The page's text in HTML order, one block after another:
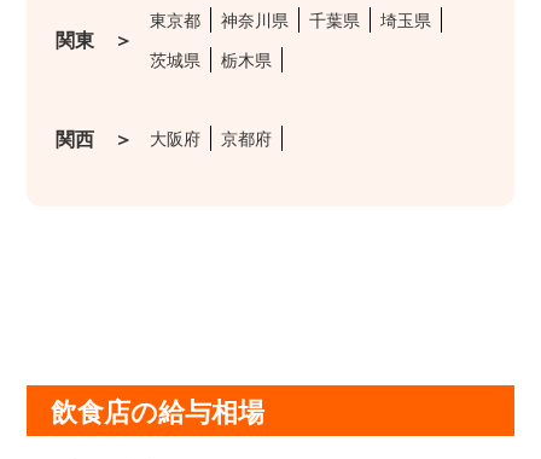
関東 ＞
東京都 神奈川県 千葉県
埼玉県
茨城県
栃木県
関西 ＞ 大阪府 京都府
飲食店の給与相場